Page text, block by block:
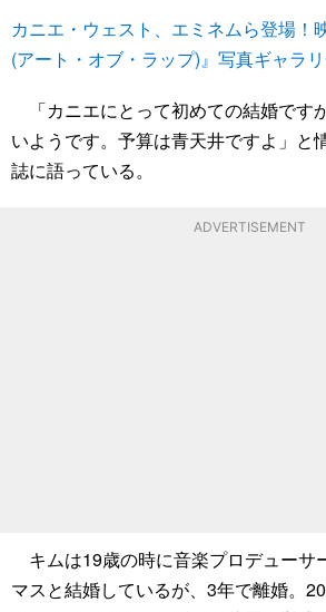
カニエ・ウェスト、エミネムら登場！
(アート・オブ・ラップ)』写真ギャラ
「カニエにとって初めての結婚です
いようです。予算は青天井ですよ」と
誌に語っている。
ADVERTISEMENT
キムは19歳の時に音楽プロデューサ
マスと結婚しているが、3年で離婚。